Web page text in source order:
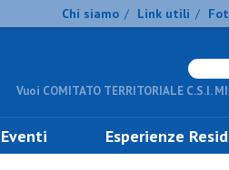
Chi siamo / Link utili /
Vuoi COMITATO TERRITORIALE C.S.I.
Eventi Esperienze